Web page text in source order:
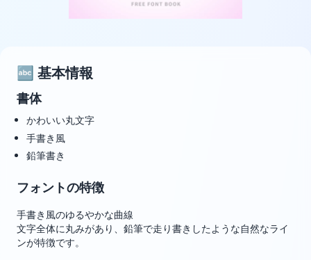
🔤 基本情報
書体
かわいい丸文字
手書き風
鉛筆書き
フォントの特徴
手書き風のゆるやかな曲線
文字全体に丸みがあり、鉛筆で走り書きしたような自然なライ
ンが特徴です。